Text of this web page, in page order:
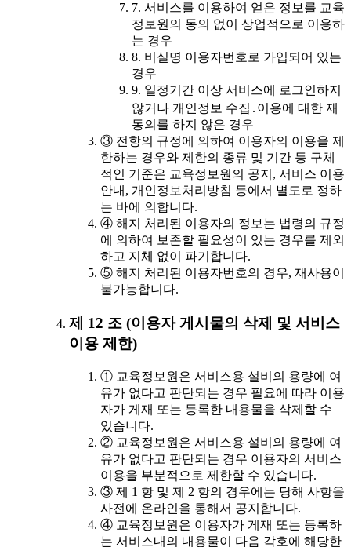
7. 서비스를 이용하여 얻은 정보를 교육
정보원의 동의 없이 상업적으로 이용하
는 경우
8. 비실명 이용자번호로 가입되어 있는
경우
9. 일정기간 이상 서비스에 로그인하지
않거나 개인정보 수집․이용에 대한 재
동의를 하지 않은 경우
③ 전항의 규정에 의하여 이용자의 이용을 제
한하는 경우와 제한의 종류 및 기간 등 구체
적인 기준은 교육정보원의 공지, 서비스 이용
안내, 개인정보처리방침 등에서 별도로 정하
는 바에 의합니다.
④ 해지 처리된 이용자의 정보는 법령의 규정
에 의하여 보존할 필요성이 있는 경우를 제외
하고 지체 없이 파기합니다.
⑤ 해지 처리된 이용자번호의 경우, 재사용이
불가능합니다.
제 12 조 (이용자 게시물의 삭제 및 서비스
이용 제한)
① 교육정보원은 서비스용 설비의 용량에 여
유가 없다고 판단되는 경우 필요에 따라 이용
자가 게재 또는 등록한 내용물을 삭제할 수
있습니다.
② 교육정보원은 서비스용 설비의 용량에 여
유가 없다고 판단되는 경우 이용자의 서비스
이용을 부분적으로 제한할 수 있습니다.
③ 제 1 항 및 제 2 항의 경우에는 당해 사항을
사전에 온라인을 통해서 공지합니다.
④ 교육정보원은 이용자가 게재 또는 등록하
는 서비스내의 내용물이 다음 각호에 해당한